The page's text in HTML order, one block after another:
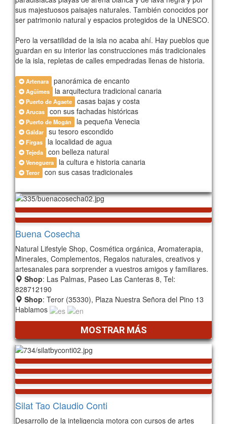
sus majestuosos paisajes naturales. También conocidos por
ser patrimonio natural y espacios protegidos de la UNESCO.
Pero la versatilidad de la isla no acaba ahí. Hay pueblos que
guardan en su interior las construcciones más tradicionales
de la isla, repletas de calles empedradas llenas de historia.
Artenara panorámica de encanto
Agüimes la arquitectura tradicional canaria
Puerto de Agaete casas bajas y costa
Arucas con sus fachadas históricas
Puerto de Mogán la pequeña Venecia
Gáldar su tesoro escondido
Firgas la localidad de agua
Tejeda con belleza natural
Veneguera la cultura e historia canaria
Teror con sus casas tradicionales
Buena Cosecha
Natural Lifestyle Shop, Cosmética orgánica, Aromaterapia,
Minerales, Complementos, Regalos naturales, creativos y
artesanales para sorprender a vuestros amigos y familiares.
Shop: Las Palmas, Paseo Las Canteras 8, Tel:
828712190
Shop: Teror (35330), Plaza Nuestra Señora del Pino 13
Hablamos
MOSTRAR MÁS
Silat Tao Claudio Conti
Desarrollo de la inteligencia motora con cursos de artes